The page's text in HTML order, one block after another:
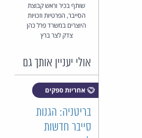
שותף בכיר וראש קבוצת
הסייבר, הפרטיות וזכויות
היוצרים במשרד פרל כהן
צדק לצר ברץ
אולי יעניין אותך גם
אחריות ספקים
בריטניה: הגנות
סייבר חדשות